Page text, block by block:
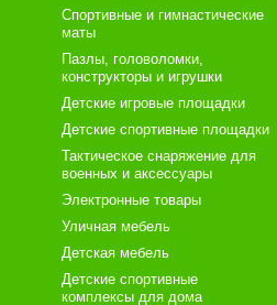
Спортивные и гимнастические
маты
Пазлы, головоломки,
конструкторы и игрушки
Детские игровые площадки
Детские спортивные площадки
Тактическое снаряжение для
военных и аксессуары
Электронные товары
Уличная мебель
Детская мебель
Детские спортивные
комплексы для дома